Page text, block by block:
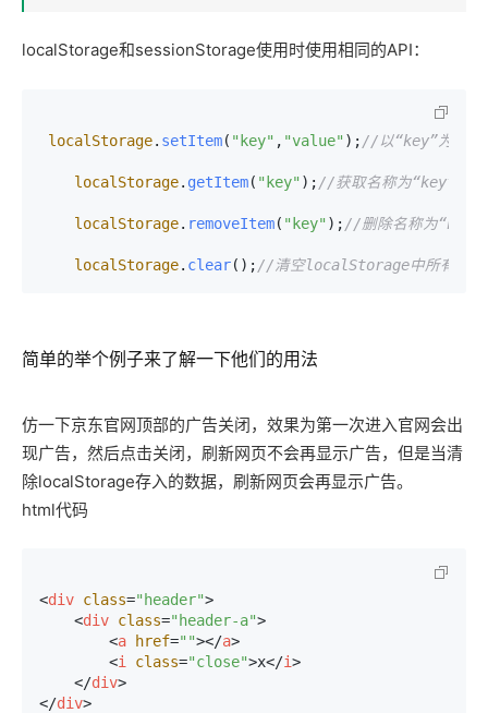
localStorage和sessionStorage使用时使用相同的API：
localStorage. setItem( "key" , "value" ); //以“key”为名称
localStorage. getItem( "key" ); //获取名称为“key”的值
localStorage. removeItem( "key" ); //删除名称为“key”
localStorage. clear();​ //清空localStorage中所有信息
简单的举个例子来了解一下他们的用法
仿一下京东官网顶部的广告关闭，效果为第一次进入官网会出
现广告，然后点击关闭，刷新网页不会再显示广告，但是当清
除localStorage存入的数据，刷新网页会再显示广告。
html代码
<div class="header">
<div class="header-a">
<a href=""></a>
<i class="close">x</i>
</div>
</div>